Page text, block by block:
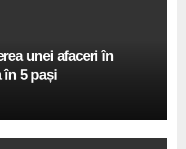
unei afaceri în
în 5 pași